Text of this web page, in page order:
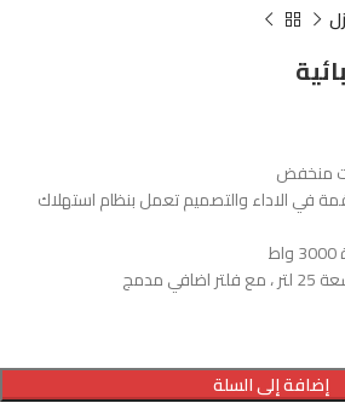
منخفض
في الاداء والتصميم تعمل بنظام استهلاك
مدمج
إضافة إلى السلة